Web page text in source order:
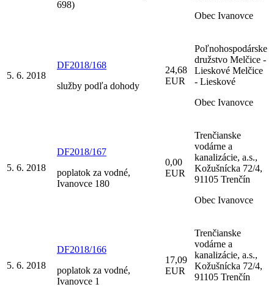
698)
Obec Ivanovce
5. 6. 2018
DF2018/168
služby podľa dohody
24,68
EUR
Poľnohospodárske
družstvo Melčice -
Lieskové Melčice
- Lieskové
Obec Ivanovce
5. 6. 2018
DF2018/167
poplatok za vodné,
Ivanovce 180
0,00
EUR
Trenčianske
vodárne a
kanalizácie, a.s.,
Kožušnícka 72/4,
91105 Trenčín
Obec Ivanovce
5. 6. 2018
DF2018/166
poplatok za vodné,
Ivanovce 1
17,09
EUR
Trenčianske
vodárne a
kanalizácie, a.s.,
Kožušnícka 72/4,
91105 Trenčín